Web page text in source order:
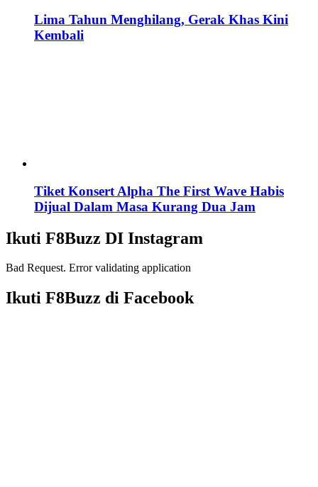
Lima Tahun Menghilang, Gerak Khas Kini
Kembali
Tiket Konsert Alpha The First Wave Habis
Dijual Dalam Masa Kurang Dua Jam
Ikuti F8Buzz DI Instagram
Bad Request. Error validating application
Ikuti F8Buzz di Facebook